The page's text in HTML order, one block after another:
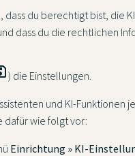
, dass du berechtigt bist, die
dass du die rechtlichen
) die Einstellungen.
und KI-Funktionen
dafür wie folgt vor:
Einrichtung » KI-